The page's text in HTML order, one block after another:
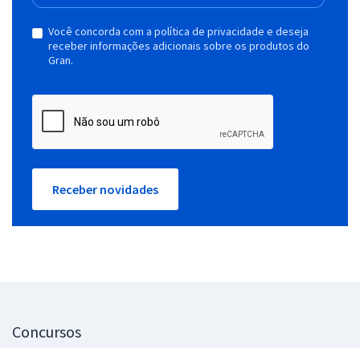
Você concorda com a política de privacidade e deseja
receber informações adicionais sobre os produtos do
Gran.
Receber novidades
Concursos